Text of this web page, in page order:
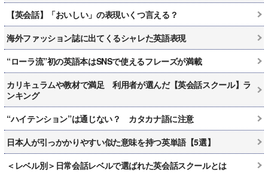
【英会話】「おいしい」の表現いくつ言える？
海外ファッション誌に出てくるシャレた英語表現
“ローラ流”初の英語本はSNSで使えるフレーズが満載
カリキュラムや教材で満足 利用者が選んだ【英会話スクール】ラ
ンキング
“ハイテンション”は通じない？ カタカナ語に注意
日本人が引っかかりやすい似た意味を持つ英単語【5選】
＜レベル別＞日常会話レベルで選ばれた英会話スクールとは